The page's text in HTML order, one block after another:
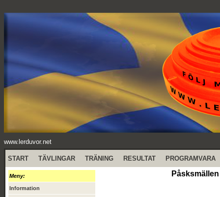
www.lerduvor.net
START TÄVLINGAR TRÄNING RESULTAT PROGRAMVARA
Meny:
Information